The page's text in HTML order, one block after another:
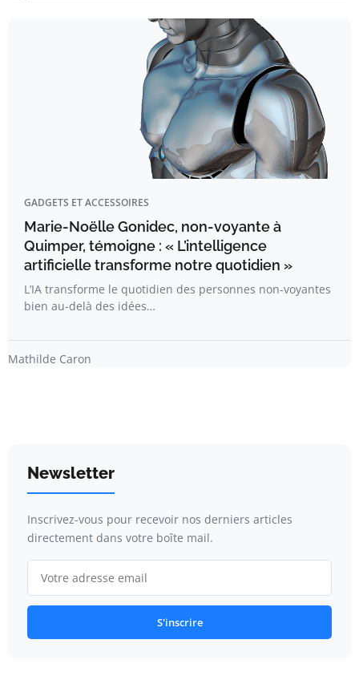
GADGETS ET ACCESSOIRES
Marie-Noëlle Gonidec, non-voyante à
Quimper, témoigne : « L’intelligence
artificielle transforme notre quotidien »
L’IA transforme le quotidien des personnes non-voyantes
bien au-delà des idées…
Mathilde Caron
Newsletter
Inscrivez-vous pour recevoir nos derniers articles
directement dans votre boîte mail.
S'inscrire